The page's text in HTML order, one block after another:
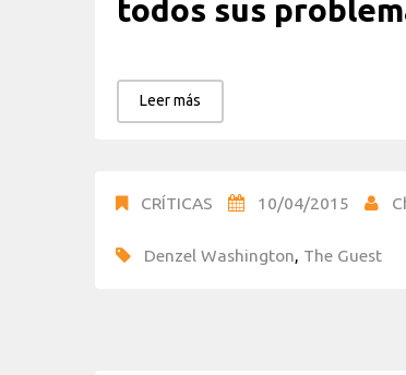
todos sus
Leer más
CRÍTICAS 10/04/2015
Denzel Washington, The Guest